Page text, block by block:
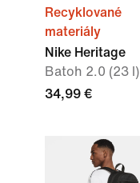
Recyklované
materiály
Nike Heritage
Batoh 2.0 (23 l)
34,99 €